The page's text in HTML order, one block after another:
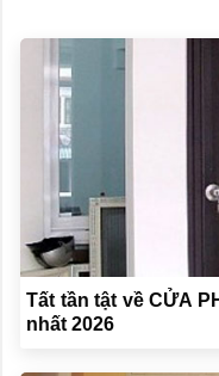
Tất tần tật về CỬA
nhất 2026